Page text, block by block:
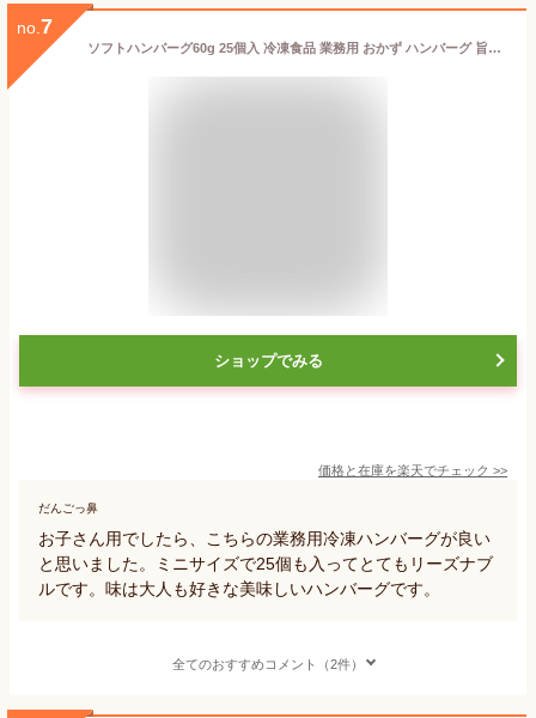
no. 7
ソフトハンバーグ60g 25個入 冷凍食品 業務用 おかず ハンバーグ 旨い 人気 安い レンジ調理 お徳用 単身者 大容量 時短 コスパ たんぱく質
ショップでみる
価格と在庫を楽天でチェック >>
だんごっ鼻
お子さん用でしたら、こちらの業務用冷凍ハンバーグが良い
と思いました。ミニサイズで25個も入ってとてもリーズナブ
ルです。味は大人も好きな美味しいハンバーグです。
全てのおすすめコメント（2件）